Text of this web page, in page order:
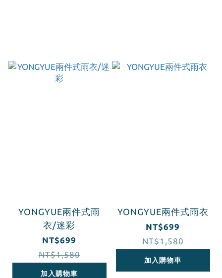
YONGYUE兩件式雨
衣/迷彩
NT$699
NT$1,580
加入購物車
YONGYUE兩件式雨衣
NT$699
NT$1,580
加入購物車